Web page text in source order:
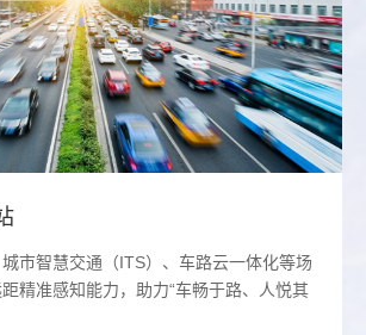
市智慧交通（ITS）、车路云一体化等场
精准感知能力，助力“车畅于路、人悦其